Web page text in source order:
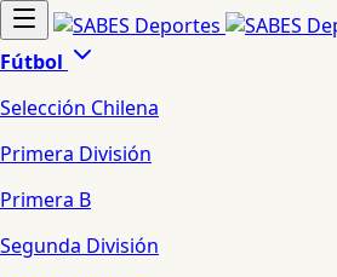
Fútbol
Selección Chilena
Primera División
Primera B
Segunda División